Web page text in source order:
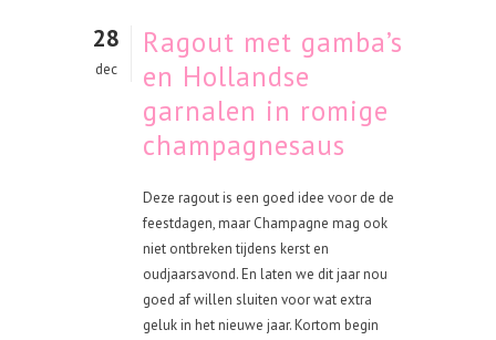
28
dec
Ragout met gamba’s
en Hollandse
garnalen in romige
champagnesaus
Deze ragout is een goed idee voor de de
feestdagen, maar Champagne mag ook
niet ontbreken tijdens kerst en
oudjaarsavond. En laten we dit jaar nou
goed af willen sluiten voor wat extra
geluk in het nieuwe jaar. Kortom begin